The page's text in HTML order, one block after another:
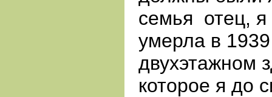
семья отец,
умерла в 1939
двухэтажном
которое я до